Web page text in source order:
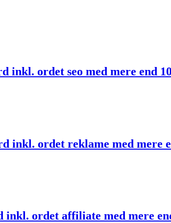
inkl. ordet seo med mere end
inkl. ordet reklame med mere
inkl. ordet affiliate med mere